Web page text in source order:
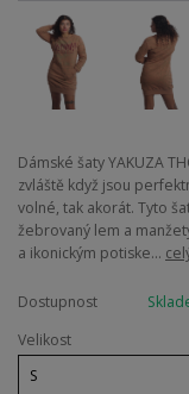
Dámské šaty YAKUZA
zvláště když jsou
volné, tak akorát. Tyto
žebrovaný lem a
a ikonickým potiske...
Dostupnost
Velikost